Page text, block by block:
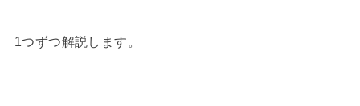
1つずつ解説します。